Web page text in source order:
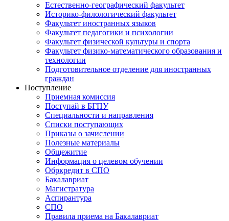
Естественно-географический факультет
Историко-филологический факультет
Факультет иностранных языков
Факультет педагогики и психологии
Факультет физической культуры и спорта
Факультет физико-математического образования и
технологии
Подготовительное отделение для иностранных
граждан
Поступление
Приемная комиссия
Поступай в БГПУ
Специальности и направления
Списки поступающих
Приказы о зачислении
Полезные материалы
Общежитие
Информация о целевом обучении
Обркредит в СПО
Бакалавриат
Магистратура
Аспирантура
СПО
Правила приема на Бакалавриат